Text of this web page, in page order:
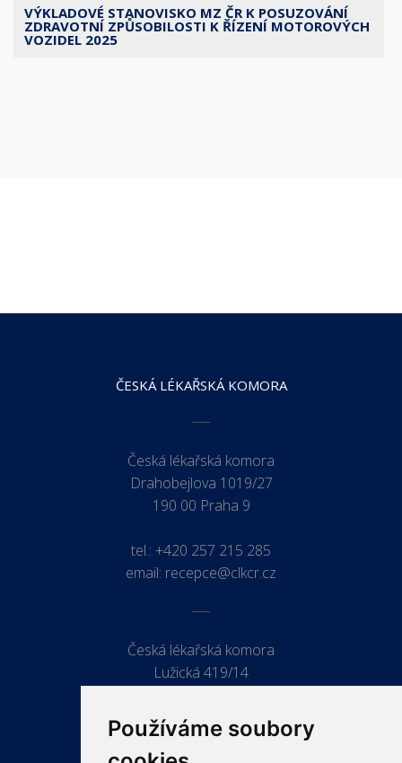
Používáme soubory
VÝKLADOVÉ STANOVISKO MZ ČR K POSUZOVÁNÍ
ZDRAVOTNÍ ZPŮSOBILOSTI K ŘÍZENÍ MOTOROVÝCH
VOZIDEL 2025
ČESKÁ LÉKAŘSKÁ KOMORA
Česká lékařská komora
Drahobejlova 1019/27
190 00 Praha 9
tel.: +420 257 215 285
email: recepce@clkcr.cz
Česká lékařská komora
Lužická 419/14